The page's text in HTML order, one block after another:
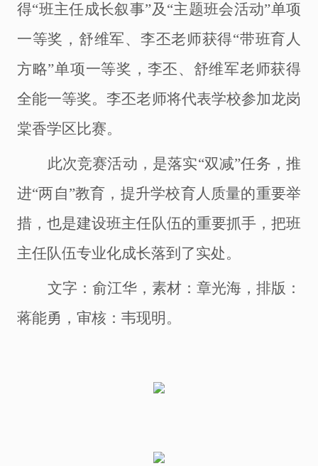
得“班主任成长叙事”及“主题班会活动”单项
一等奖，舒维军、李丕老师获得“带班育人
方略”单项一等奖，李丕、舒维军老师获得
全能一等奖。李丕老师将代表学校参加龙岗
棠香学区比赛。
此次竞赛活动，是落实“双减”任务，推
进“两自”教育，提升学校育人质量的重要举
措，也是建设班主任队伍的重要抓手，把班
主任队伍专业化成长落到了实处。
文字： 俞江华， 素材： 章光海，排版：
蒋能勇， 审核：韦现明 。